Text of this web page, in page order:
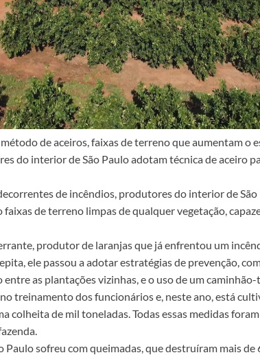
de aceiros, faixas de terreno que aumentam o
do interior de São Paulo adotam técnica de aceiro
de incêndios, produtores do interior de São
de terreno limpas de qualquer vegetação,
produtor de laranjas que já enfrentou um
ele passou a adotar estratégias de prevenção,
entre as plantações vizinhas, e o uso de um caminhão-
treinamento dos funcionários e, neste ano, está
colheita de mil toneladas. Todas essas medidas
Paulo sofreu com queimadas, que destruíram mais de